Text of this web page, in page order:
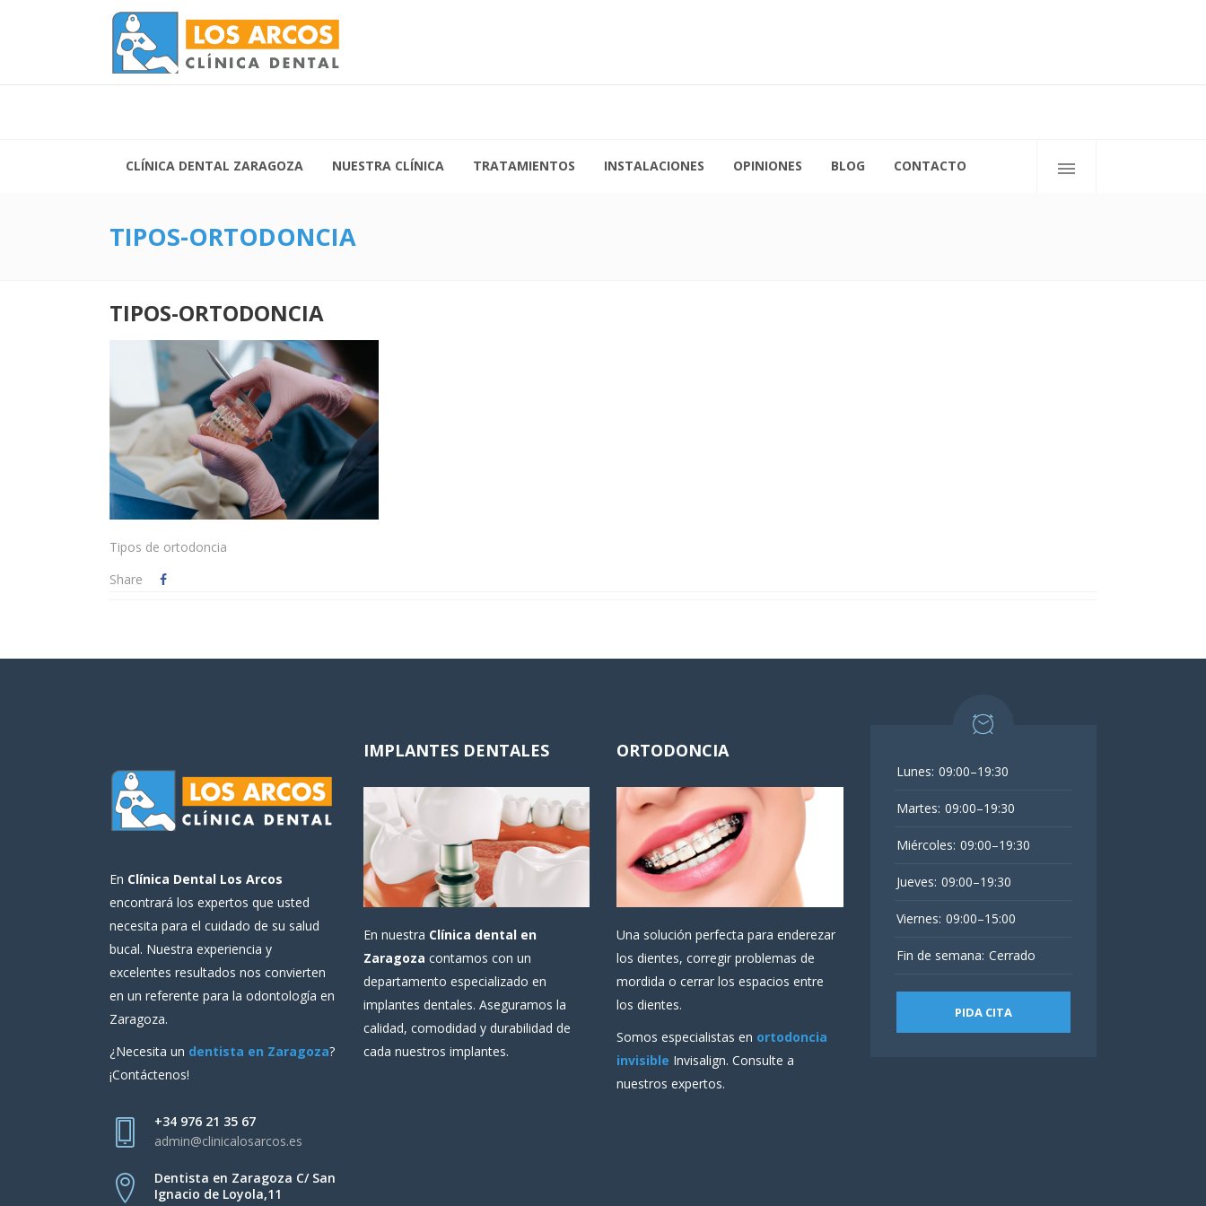
CLÍNICA DENTAL ZARAGOZA
NUESTRA CLÍNICA TRATAMIENTOS INSTALACIONES OPINIONES BLOG CONTACTO
TIPOS-ORTODONCIA
TIPOS-ORTODONCIA
Tipos de ortodoncia
Share
En Clínica Dental Los Arcos
encontrará los expertos que usted
necesita para el cuidado de su salud
bucal. Nuestra experiencia y
excelentes resultados nos convierten
en un referente para la odontología en
Zaragoza.
¿Necesita un dentista en Zaragoza?
¡Contáctenos!
+34 976 21 35 67
admin@clinicalosarcos.es
Dentista en Zaragoza C/ San
Ignacio de Loyola,11
IMPLANTES DENTALES
En nuestra Clínica dental en
Zaragoza contamos con un
departamento especializado en
implantes dentales. Aseguramos la
calidad, comodidad y durabilidad de
cada nuestros implantes.
ORTODONCIA
Una solución perfecta para enderezar
los dientes, corregir problemas de
mordida o cerrar los espacios entre
los dientes.
Somos especialistas en ortodoncia
invisible Invisalign. Consulte a
nuestros expertos.
Lunes: 09:00–19:30
Martes: 09:00–19:30
Miércoles: 09:00–19:30
Jueves: 09:00–19:30
Viernes: 09:00–15:00
Fin de semana: Cerrado
PIDA CITA